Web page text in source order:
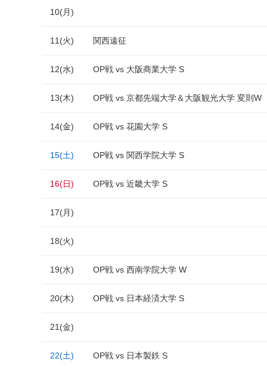
10(月)
11(火) 関西遠征
12(水) OP戦 vs 大阪商業大学 S
13(木) OP戦 vs 京都先端大学＆大阪観光大学 変則W
14(金) OP戦 vs 花園大学 S
15(土) OP戦 vs 関西学院大学 S
16(日) OP戦 vs 近畿大学 S
17(月)
18(火)
19(水) OP戦 vs 西南学院大学 W
20(木) OP戦 vs 日本経済大学 S
21(金)
22(土) OP戦 vs 日本製鉄 S